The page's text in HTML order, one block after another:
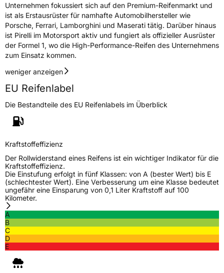
Unternehmen fokussiert sich auf den Premium-Reifenmarkt und
ist als Erstausrüster für namhafte Automobilhersteller wie
Porsche, Ferrari, Lamborghini und Maserati tätig. Darüber hinaus
ist Pirelli im Motorsport aktiv und fungiert als offizieller Ausrüster
der Formel 1, wo die High-Performance-Reifen des Unternehmens
zum Einsatz kommen.
weniger anzeigen
EU Reifenlabel
Die Bestandteile des EU Reifenlabels im Überblick
Kraftstoffeffizienz
Der Rollwiderstand eines Reifens ist ein wichtiger Indikator für die
Kraftstoffeffizienz.
Die Einstufung erfolgt in fünf Klassen: von A (bester Wert) bis E
(schlechtester Wert). Eine Verbesserung um eine Klasse bedeutet
ungefähr eine Einsparung von 0,1 Liter Kraftstoff auf 100
Kilometer.
A
B
C
D
E